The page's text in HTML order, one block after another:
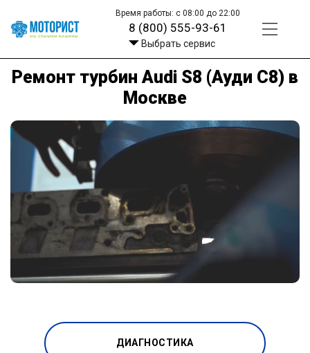
Время работы: с 08:00 до 22:00
8 (800) 555-93-61
Выбрать сервис
Ремонт турбин Audi S8 (Ауди С8) в
Москве
ДИАГНОСТИКА